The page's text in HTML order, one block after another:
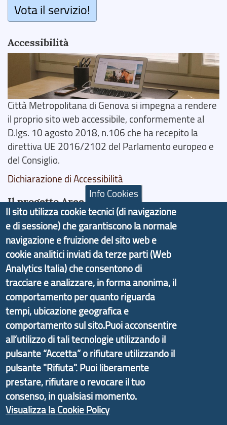
Vota il servizio!
Accessibilità
Città Metropolitana di Genova si impegna a rendere
il proprio sito web accessibile, conformemente al
D.lgs. 10 agosto 2018, n.106 che ha recepito la
direttiva UE 2016/2102 del Parlamento europeo e
del Consiglio.
Dichiarazione di Accessibilità
Il progetto Aree Interne
Il portale di marketing territoriale e sviluppo locale
di Genova Città Metropolitana si è sviluppato a
partire dal progetto nazionale Aree Interne
promosso dal Dipartimento per lo Sviluppo
Economico e finalizzato al rilancio socio-economico
delle valli dell’entroterra. In particolare fornisce
informazioni ed aggiornamenti sullaStrategia
d'Area Antola-Tigullio, in collaborazione con Regione
Liguria ed ANCI Liguria.
Info Cookies
Il sito utilizza cookie tecnici (di navigazione
e di sessione) che garantiscono la normale
navigazione e fruizione del sito web e
cookie analitici inviati da terze parti (Web
Analytics Italia) che consentono di
tracciare e analizzare, in forma anonima, il
comportamento per quanto riguarda
tempi, ubicazione geografica e
comportamento sul sito.Puoi acconsentire
all’utilizzo di tali tecnologie utilizzando il
pulsante “Accetta” o rifiutare utilizzando il
pulsante "Rifiuta". Puoi liberamente
prestare, rifiutare o revocare il tuo
consenso, in qualsiasi momento.
Visualizza la Cookie Policy